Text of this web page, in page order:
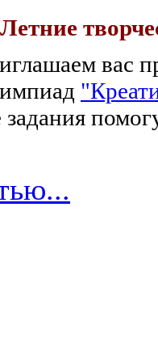
Летние
вас